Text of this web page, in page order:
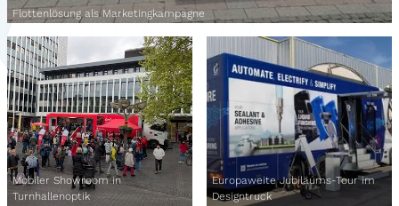
Flottenlösung als Marketingkampagne
Mobiler Showroom in
Turnhallenoptik
Europaweite Jubiläums-Tour im
Designtruck